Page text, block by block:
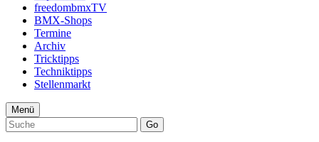
freedombmxTV
BMX-Shops
Termine
Archiv
Tricktipps
Techniktipps
Stellenmarkt
Menü
Go